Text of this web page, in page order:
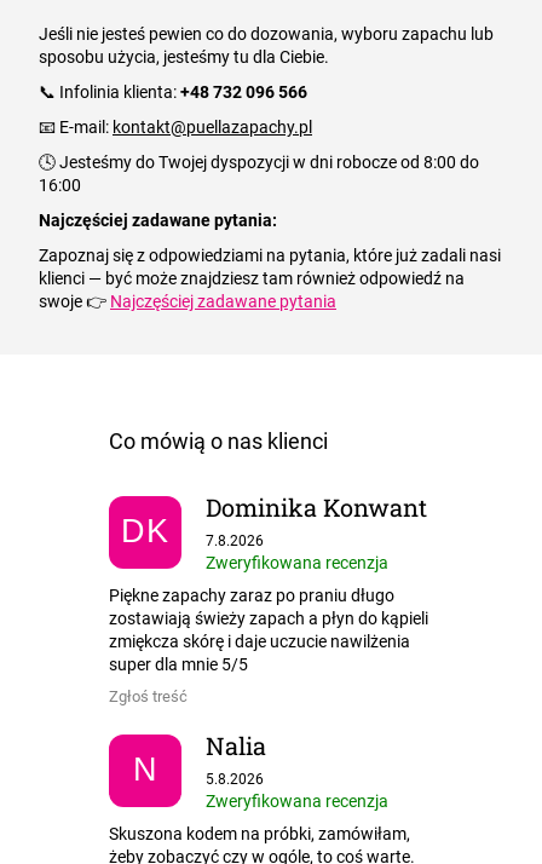
Jeśli nie jesteś pewien co do dozowania, wyboru zapachu lub
sposobu użycia, jesteśmy tu dla Ciebie.
📞 Infolinia klienta:+48 732 096 566
📧 E-mail: kontakt@puellazapachy.pl
🕓 Jesteśmy do Twojej dyspozycji w dni robocze od 8:00 do
16:00
Najczęściej zadawane pytania:
Zapoznaj się z odpowiedziami na pytania, które już zadali nasi
klienci — być może znajdziesz tam również odpowiedź na
swoje 👉 Najczęściej zadawane pytania
DK
Dominika Konwant
Ocena sklepu to 5 na 5 gwiazdek.
7.8.2026
Zweryfikowana recenzja
Piękne zapachy zaraz po praniu długo
zostawiają świeży zapach a płyn do kąpieli
zmiękcza skórę i daje uczucie nawilżenia
super dla mnie 5/5
Zgłoś treść
N
Nalia
Ocena sklepu to 5 na 5 gwiazdek.
5.8.2026
Zweryfikowana recenzja
Skuszona kodem na próbki, zamówiłam,
żeby zobaczyć czy w ogóle, to coś warte.